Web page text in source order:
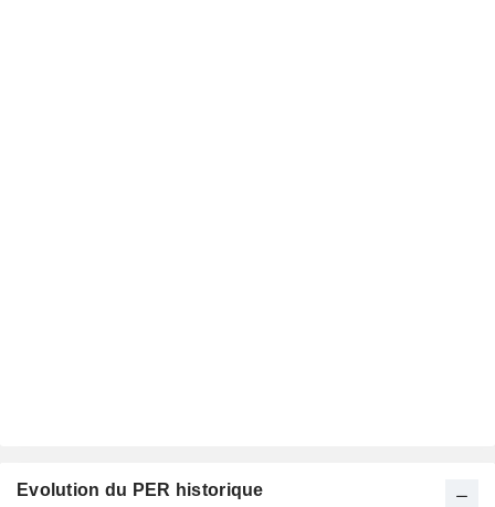
Evolution du PER historique